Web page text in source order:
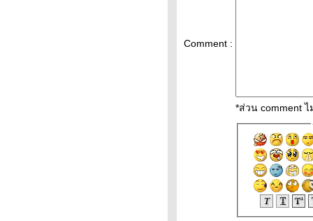
Comment :
*ส่วน comment